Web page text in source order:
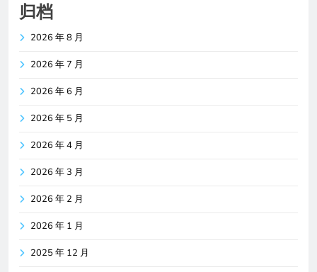
归档
2026 年 8 月
2026 年 7 月
2026 年 6 月
2026 年 5 月
2026 年 4 月
2026 年 3 月
2026 年 2 月
2026 年 1 月
2025 年 12 月